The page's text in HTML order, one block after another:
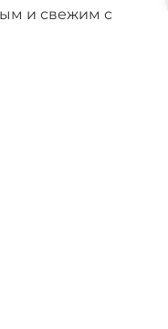
и свежим с